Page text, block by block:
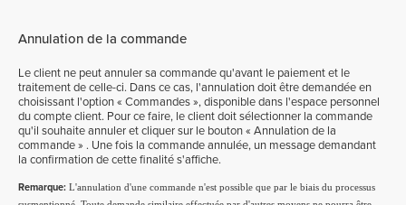
Annulation de la commande
Le client ne peut annuler sa commande qu'avant le paiement et le
traitement de celle-ci. Dans ce cas, l'annulation doit être demandée en
choisissant l'option « Commandes », disponible dans l'espace personnel
du compte client. Pour ce faire, le client doit sélectionner la commande
qu'il souhaite annuler et cliquer sur le bouton « Annulation de la
commande » . Une fois la commande annulée, un message demandant
la confirmation de cette finalité s'affiche.
Remarque: L'annulation d'une commande n'est possible que par le biais du processus